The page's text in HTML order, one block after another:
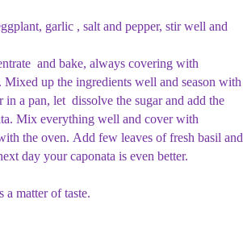
garlic , salt and pepper, stir well and
and bake, always covering with
up the ingredients well and season with
a pan, let dissolve the sugar and add the
Mix everything well and cover with
the oven. Add few leaves of fresh basil and
day your caponata is even better.
a matter of taste.